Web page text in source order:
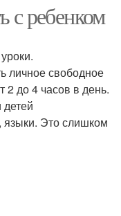
с ребенком
личное свободное
2 до 4 часов в день.
языки. Это слишком